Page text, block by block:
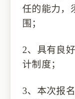
任的能力，
围；
2、具有良
计制度；
3、本次报